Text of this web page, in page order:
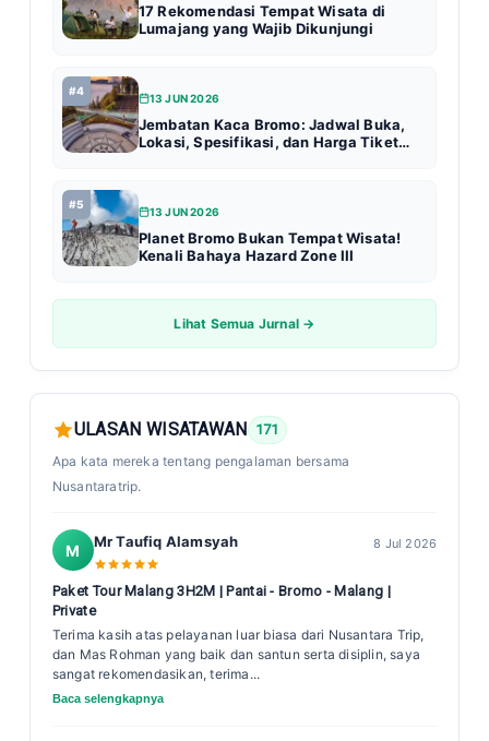
17 Rekomendasi Tempat Wisata di
Lumajang yang Wajib Dikunjungi
#4
13 JUN 2026
Jembatan Kaca Bromo: Jadwal Buka,
Lokasi, Spesifikasi, dan Harga Tiket
#5
13 JUN 2026
Planet Bromo Bukan Tempat Wisata!
Kenali Bahaya Hazard Zone III
Lihat Semua Jurnal →
ULASAN WISATAWAN
171
Apa kata mereka tentang pengalaman bersama
Nusantaratrip.
M Mr Taufiq Alamsyah 8 Jul 2026
Paket Tour Malang 3H2M | Pantai - Bromo - Malang |
Private
Terima kasih atas pelayanan luar biasa dari Nusantara Trip,
dan Mas Rohman yang baik dan santun serta disiplin, saya
sangat rekomendasikan, terima...
Baca selengkapnya